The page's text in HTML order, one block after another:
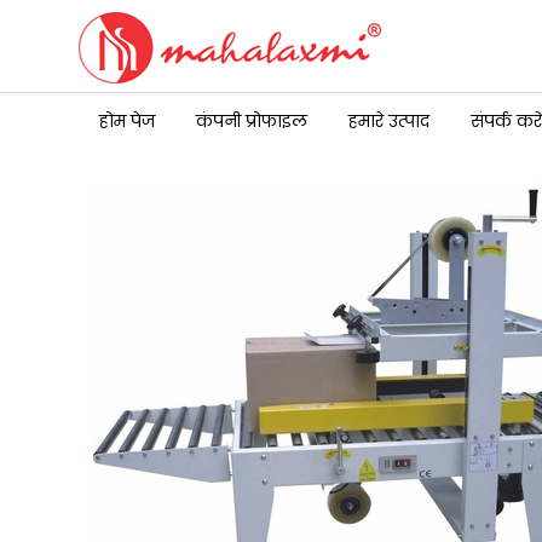
होम पेज कंपनी प्रोफाइल हमारे उत्पाद संपर्क करें